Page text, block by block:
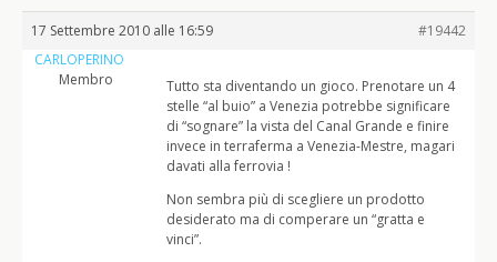
17 Settembre 2010 alle 16:59
#19442
CARLOPERINO
Membro
Tutto sta diventando un gioco. Prenotare un 4
stelle “al buio” a Venezia potrebbe significare
di “sognare” la vista del Canal Grande e finire
invece in terraferma a Venezia-Mestre, magari
davati alla ferrovia !
Non sembra più di scegliere un prodotto
desiderato ma di comperare un “gratta e
vinci”.